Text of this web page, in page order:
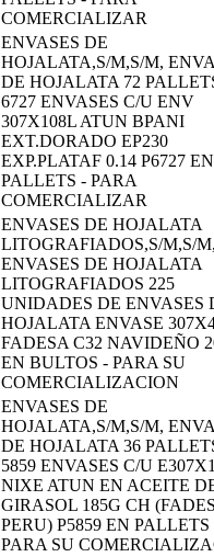
COMERCIALIZAR
ENVASES DE
HOJALATA,S/M,S/M,
DE HOJALATA 72
6727 ENVASES C/U ENV
307X108L ATUN BPANI
EXT.DORADO EP230
EXP.PLATAF 0.14 P6727 EN
PALLETS - PARA
COMERCIALIZAR
ENVASES DE HOJALATA
LITOGRAFIADOS,S/M,S/
ENVASES DE HOJALATA
LITOGRAFIADOS 225
UNIDADES DE ENVASES
HOJALATA ENVASE
FADESA C32 NAVIDEÑO
EN BULTOS - PARA SU
COMERCIALIZACION
ENVASES DE
HOJALATA,S/M,S/M,
DE HOJALATA 36
5859 ENVASES C/U
NIXE ATUN EN ACEITE
GIRASOL 185G CH
PERU) P5859 EN PALLETS
PARA SU